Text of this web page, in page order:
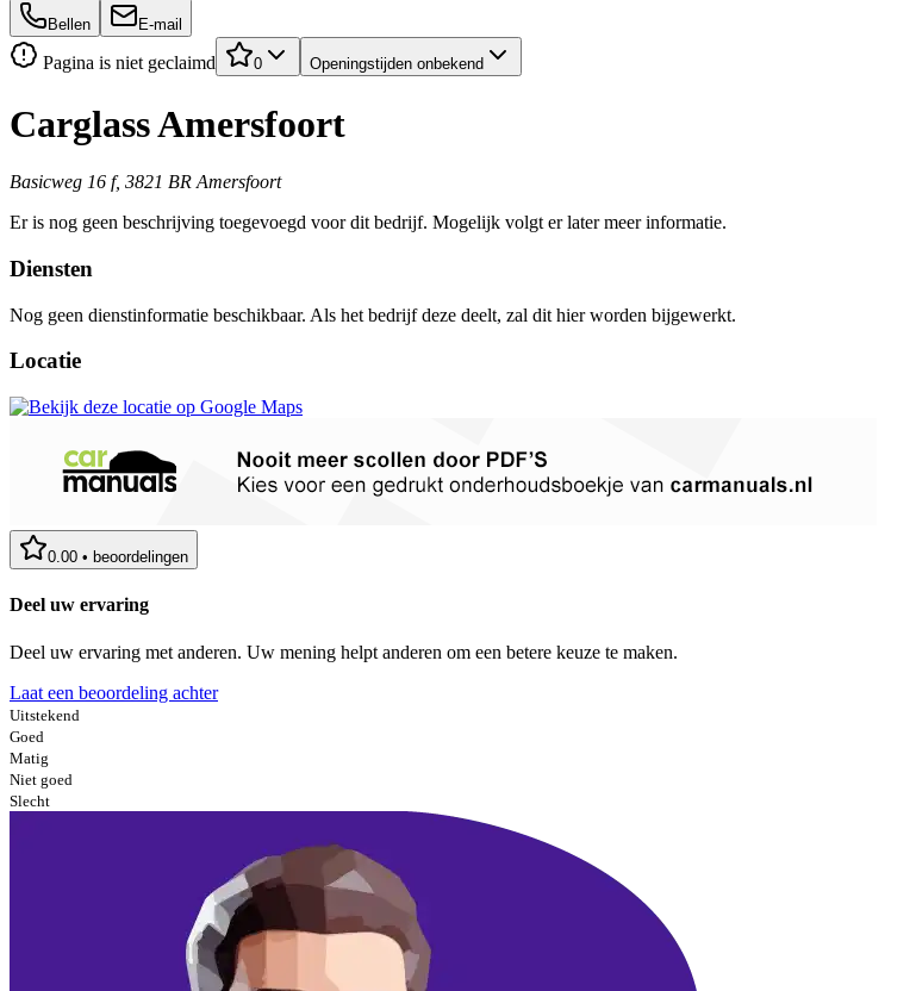
Bellen E-mail
Pagina is niet geclaimd 0 Openingstijden onbekend
Carglass Amersfoort
Basicweg 16 f, 3821 BR Amersfoort
Er is nog geen beschrijving toegevoegd voor dit bedrijf. Mogelijk volgt er later meer informatie.
Diensten
Nog geen dienstinformatie beschikbaar. Als het bedrijf deze deelt, zal dit hier worden bijgewerkt.
Locatie
0.00 • beoordelingen
Deel uw ervaring
Deel uw ervaring met anderen. Uw mening helpt anderen om een betere keuze te maken.
Laat een beoordeling achter
Uitstekend
Goed
Matig
Niet goed
Slecht